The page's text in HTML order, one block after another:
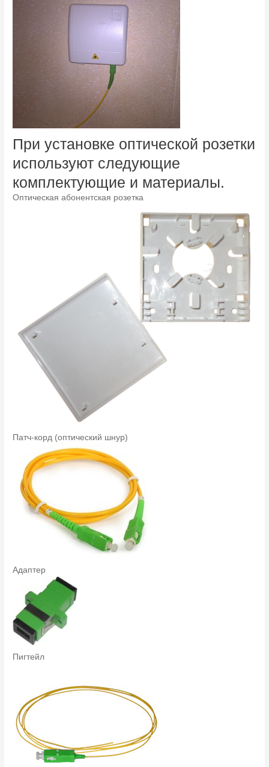
При установке оптической розетки
используют следующие
комплектующие и материалы.
Оптическая абонентская розетка
Патч-корд (оптический шнур)
Адаптер
Пигтейл